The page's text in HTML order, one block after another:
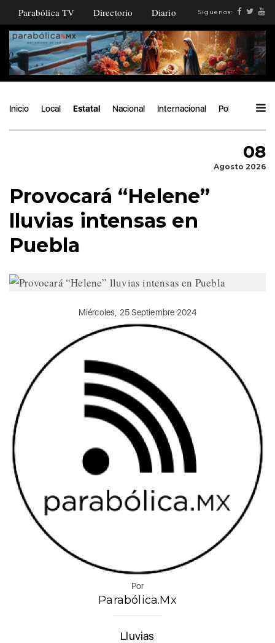
Parabólica TV Directorio Diario Síguenos:
Inicio Local Estatal Nacional Internacional Política
08
Agosto 2026
Provocará “Helene”
lluvias intensas en
Puebla
Miércoles, 25 Septiembre 2024
Por
Parabólica.Mx
Lluvias